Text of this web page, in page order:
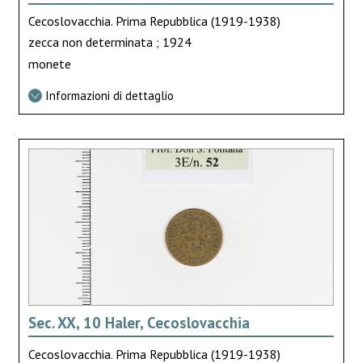
Cecoslovacchia. Prima Repubblica (1919-1938)
zecca non determinata ; 1924
monete
Informazioni di dettaglio
Sec. XX, 10 Haler, Cecoslovacchia
Cecoslovacchia. Prima Repubblica (1919-1938)